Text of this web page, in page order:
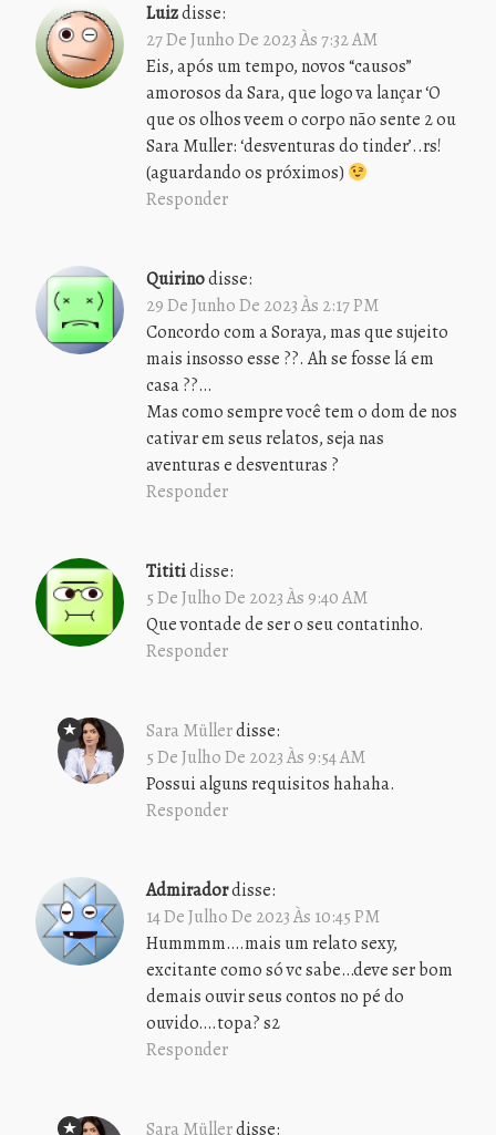
Luizdisse:
27 De Junho De 2023 Às 7:32 AM
Eis, após um tempo, novos “causos”
amorosos da Sara, que logo va lançar ‘O
que os olhos veem o corpo não sente 2 ou
Sara Muller: ‘desventuras do tinder’..rs!
(aguardando os próximos)
Responder
Quirinodisse:
29 De Junho De 2023 Às 2:17 PM
Concordo com a Soraya, mas que sujeito
mais insosso esse ??. Ah se fosse lá em
casa ??…
Mas como sempre você tem o dom de nos
cativar em seus relatos, seja nas
aventuras e desventuras ?
Responder
Tititidisse:
5 De Julho De 2023 Às 9:40 AM
Que vontade de ser o seu contatinho.
Responder
Sara Müllerdisse:
5 De Julho De 2023 Às 9:54 AM
Possui alguns requisitos hahaha.
Responder
Admiradordisse:
14 De Julho De 2023 Às 10:45 PM
Hummmm….mais um relato sexy,
excitante como só vc sabe…deve ser bom
demais ouvir seus contos no pé do
ouvido….topa? s2
Responder
Sara Müllerdisse: